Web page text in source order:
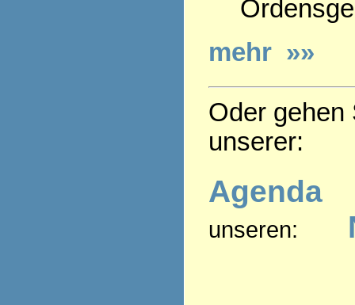
mehr »»
Oder gehen
unserer:
Agenda
unseren: